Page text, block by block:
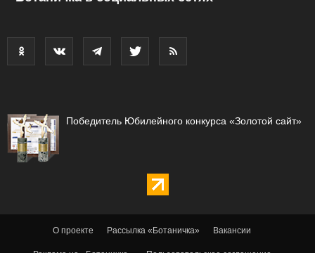
Победитель Юбилейного конкурса «Золотой сайт»
О проекте Рассылка «Ботаничка» Вакансии